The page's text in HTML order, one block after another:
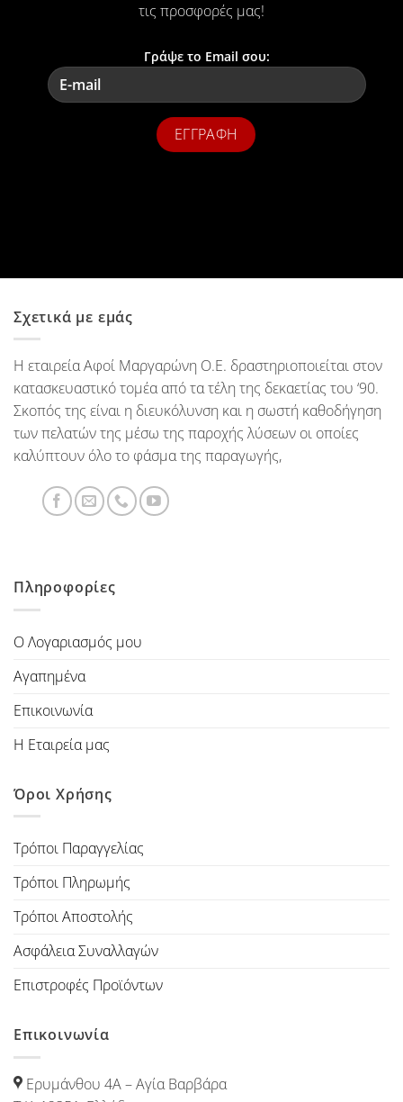
τις προσφορές μας!
Γράψε το Email σου:
Σχετικά με εμάς
Η εταιρεία Αφοί Μαργαρώνη Ο.Ε. δραστηριοποιείται στον
κατασκευαστικό τομέα από τα τέλη της δεκαετίας του ‘90.
Σκοπός της είναι η διευκόλυνση και η σωστή καθοδήγηση
των πελατών της μέσω της παροχής λύσεων οι οποίες
καλύπτουν όλο το φάσμα της παραγωγής,
Πληροφορίες
Ο Λογαριασμός μου
Αγαπημένα
Επικοινωνία
Η Εταιρεία μας
Όροι Χρήσης
Τρόποι Παραγγελίας
Τρόποι Πληρωμής
Τρόποι Αποστολής
Ασφάλεια Συναλλαγών
Επιστροφές Προϊόντων
Επικοινωνία
Ερυμάνθου 4Α – Αγία Βαρβάρα